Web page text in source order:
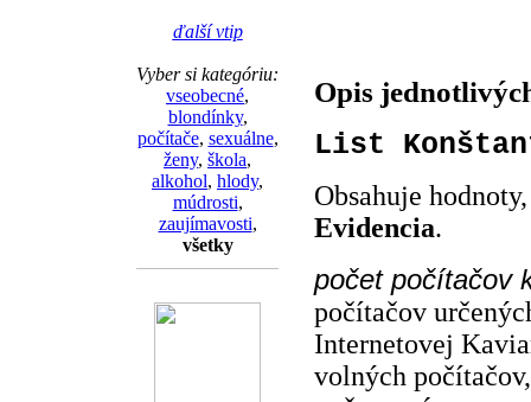
ďalší vtip
Vyber si kategóriu:
vseobecné,
blondínky,
počítače, sexuálne,
ženy, škola,
alkohol, hlody,
múdrosti,
zaujímavosti,
všetky
Opis
List
Obsahuje
Evidencia.
počet počítačov
počítačov
Internetovej
volných